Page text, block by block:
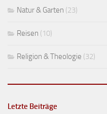
Natur & Garten (23)
Reisen (10)
Religion & Theologie (32)
Letzte Beiträge